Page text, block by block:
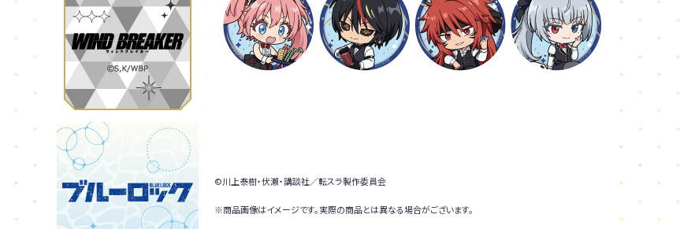
©川上泰樹・伏瀬・講談社／転スラ製作委員会
※商品画像はイメージです。実際の商品とは異なる場合がございます。